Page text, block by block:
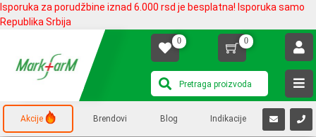
Isporuka za porudžbine iznad 6.000 rsd je besplatna! Isporuka samo
Republika Srbija
0 0
Akcije Brendovi Blog Indikacije